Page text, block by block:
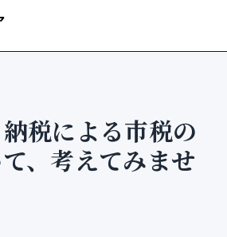
納税による市税の
、考えてみませ